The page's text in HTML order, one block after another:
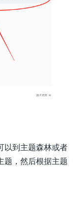
以到主题森林或者
题，然后根据主题